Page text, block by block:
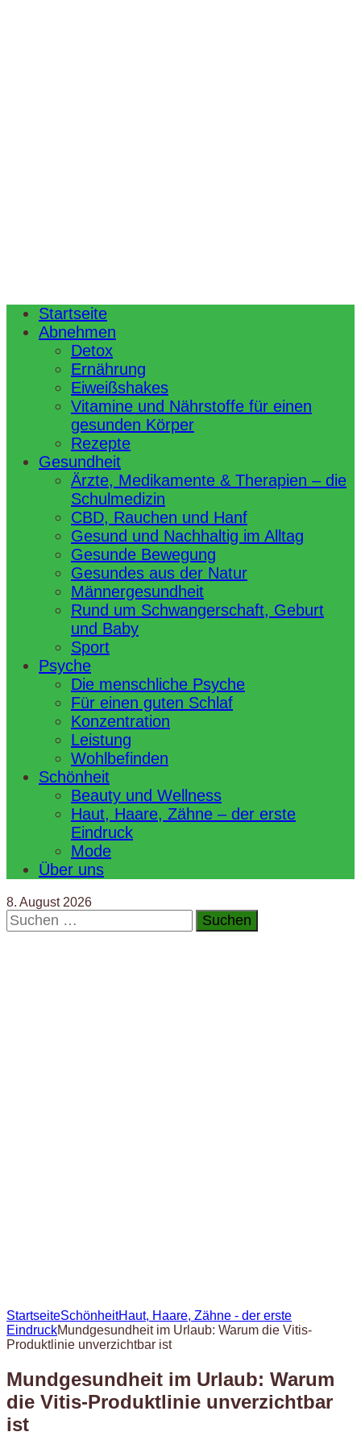
Startseite
Abnehmen
Detox
Ernährung
Eiweißshakes
Vitamine und Nährstoffe für einen
gesunden Körper
Rezepte
Gesundheit
Ärzte, Medikamente & Therapien – die
Schulmedizin
CBD, Rauchen und Hanf
Gesund und Nachhaltig im Alltag
Gesunde Bewegung
Gesundes aus der Natur
Männergesundheit
Rund um Schwangerschaft, Geburt
und Baby
Sport
Psyche
Die menschliche Psyche
Für einen guten Schlaf
Konzentration
Leistung
Wohlbefinden
Schönheit
Beauty und Wellness
Haut, Haare, Zähne – der erste
Eindruck
Mode
Über uns
8. August 2026
Suchen
nach:
StartseiteSchönheitHaut, Haare, Zähne - der erste
EindruckMundgesundheit im Urlaub: Warum die Vitis-
Produktlinie unverzichtbar ist
Mundgesundheit im Urlaub: Warum
die Vitis-Produktlinie unverzichtbar
ist